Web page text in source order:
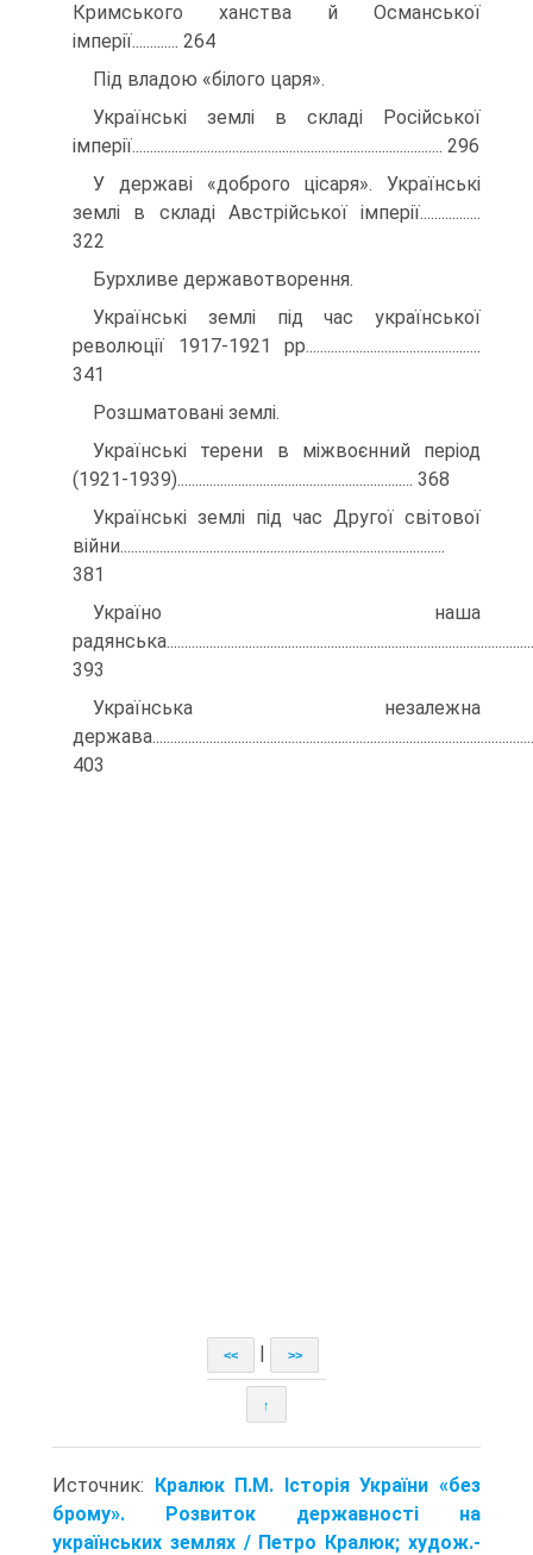
Кримського ханства й Османської
імперії............. 264
Під владою «білого царя».
Українські землі в складі Російської
імперії....................................................................................... 296
У державі «доброго цісаря». Українські
землі в складі Австрійської імперії.................
322
Бурхливе державотворення.
Українські землі під час української
революції 1917-1921 рр.................................................
341
Розшматовані землі.
Українські терени в міжвоєнний період
(1921-1939).................................................................. 368
Українські землі під час Другої світової
війни...........................................................................................
381
Україно наша
393
Українська незалежна
403
<< >>
↑
Источник: Кралюк П.М. Історія України «без
брому». Розвиток державності на
українських землях / Петро Кралюк; худож.-